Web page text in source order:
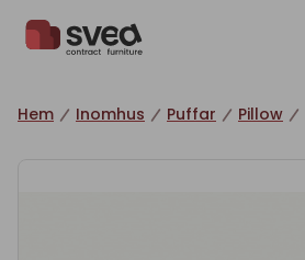
Hem Inomhus Puffar Pillow